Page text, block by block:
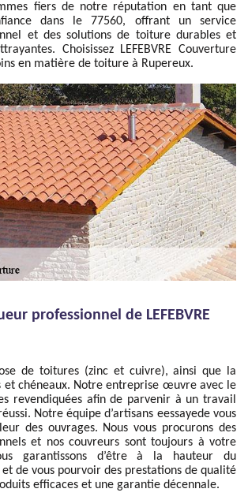
fiers de notre réputation en tant que
dans le 77560, offrant un service
et des solutions de toiture durables et
Choisissez LEFEBVRE Couverture
en matière de toiture à Rupereux.
professionnel de LEFEBVRE
de toitures (zinc et cuivre), ainsi que la
et chéneaux. Notre entreprise œuvre avec le
revendiquées afin de parvenir à un travail
Notre équipe d’artisans eessayede vous
des ouvrages. Nous vous procurons des
et nos couvreurs sont toujours à votre
garantissons d’être à la hauteur du
de vous pourvoir des prestations de qualité
efficaces et une garantie décennale.